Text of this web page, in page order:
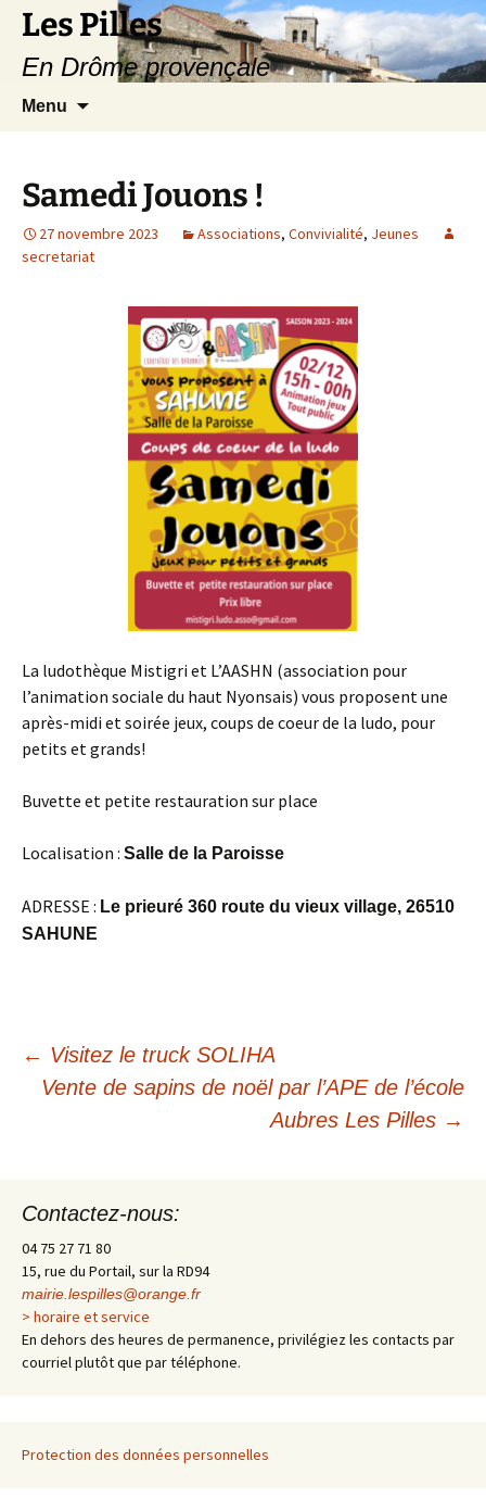
Les Pilles
En Drôme provençale
Menu
Samedi Jouons !
27 novembre 2023 Associations, Convivialité, Jeunes
secretariat
La ludothèque Mistigri et L’AASHN (association pour
l’animation sociale du haut Nyonsais) vous proposent une
après-midi et soirée jeux, coups de coeur de la ludo, pour
petits et grands!
Buvette et petite restauration sur place
Localisation : Salle de la Paroisse
ADRESSE : Le prieuré 360 route du vieux village, 26510
SAHUNE
Navigation
articles
← Visitez le truck SOLIHA
Vente de sapins de noël par l’APE de l’école
Aubres Les Pilles →
Contactez-nous:
04 75 27 71 80
15, rue du Portail, sur la RD94
mairie.lespilles@orange.fr
> horaire et service
En dehors des heures de permanence, privilégiez les contacts par
courriel plutôt que par téléphone.
Protection des données personnelles